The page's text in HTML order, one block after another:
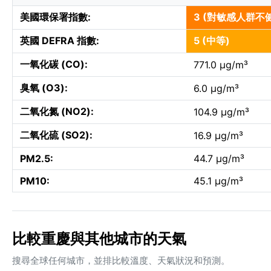
美國環保署指數:
3 (對敏感人群不
英國 DEFRA 指數:
5 (中等)
一氧化碳 (CO):
771.0 µg/m³
臭氧 (O3):
6.0 µg/m³
二氧化氮 (NO2):
104.9 µg/m³
二氧化硫 (SO2):
16.9 µg/m³
PM2.5:
44.7 µg/m³
PM10:
45.1 µg/m³
比較重慶與其他城市的天氣
搜尋全球任何城市，並排比較溫度、天氣狀況和預測。